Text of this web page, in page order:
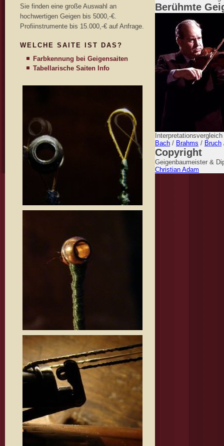
Sie finden eine große Auswahl an
hochwertigen Geigen bis 5000,-€.
Profiinstrumente bis 15.000,-€ auf Anfrage.
WELCHE SAITE IST DAS?
Farbkennung bei Geigensaiten
Tabellarische Saiten Info
Berühmte
Bach / Brahms / Bruch
Copyright
Geigenbaumeister &
Christian Adam